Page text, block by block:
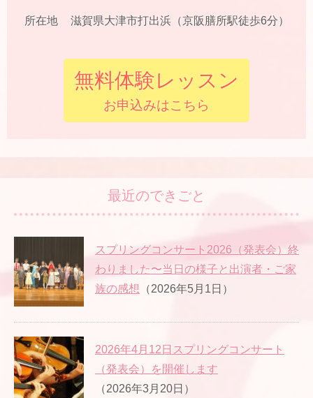
所在地 滋賀県大津市打出浜（京阪膳所駅徒歩6分）
無料体験レッスン
お申込みはこちら
最近のできごと
スプリングコンサート2026（発表会）終
わりました〜当日の様子と出演者・ご家
族の感想
（2026年5月1日）
2026年4月12日スプリングコンサート
（発表会）を開催します
（2026年3月20日）